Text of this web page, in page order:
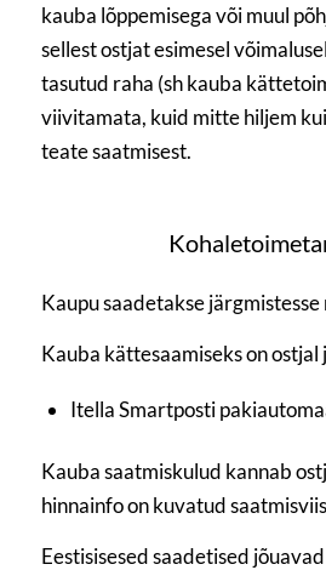
kauba lõppemisega või muul
sellest ostjat esimesel
tasutud raha (sh kauba
viivitamata, kuid mitte hiljem
teate saatmisest.
Kaupu saadetakse
Kauba kättesaamiseks on
Itella Smartposti
Kauba saatmiskulud kannab
hinnainfo on kuvatud
Eestisisesed saadetised